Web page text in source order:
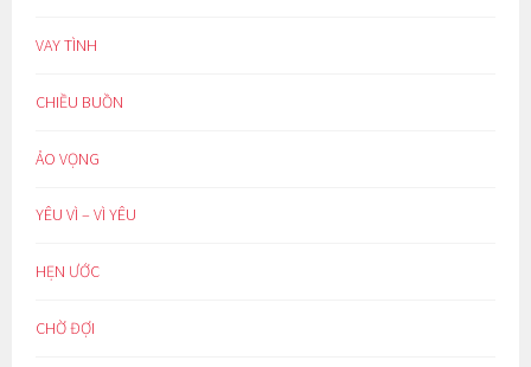
VAY TÌNH
CHIỀU BUỒN
ẢO VỌNG
YÊU VÌ – VÌ YÊU
HẸN ƯỚC
CHỜ ĐỢI